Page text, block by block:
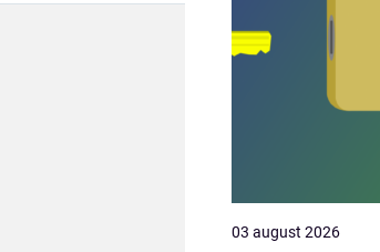
03 august 2026